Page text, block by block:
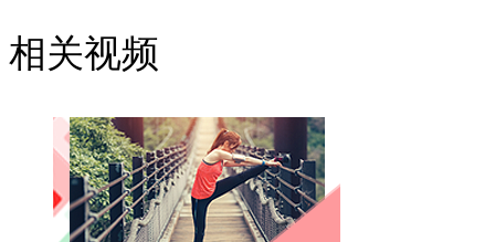
相关视频